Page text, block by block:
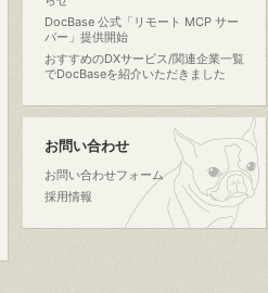
DocBase 公式「リモート MCP サー
バー」提供開始
おすすめのDXサービス/関連企業一覧
でDocBaseを紹介いただきました
お問い合わせ
お問い合わせフォーム
採用情報